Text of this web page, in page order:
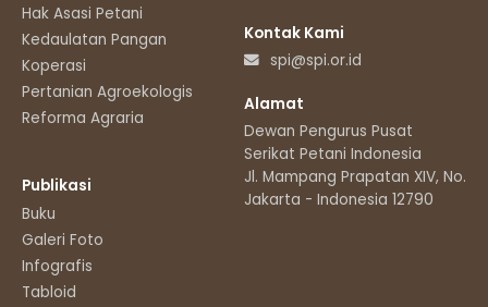
Hak Asasi Petani
Kedaulatan Pangan
Koperasi
Pertanian Agroekologis
Reforma Agraria
Publikasi
Buku
Galeri Foto
Infografis
Tabloid
Kontak Kami
spi@spi.or.id
Alamat
Dewan Pengurus Pusat
Serikat Petani Indonesia
Jl. Mampang Prapatan XIV, No.11
Jakarta - Indonesia 12790